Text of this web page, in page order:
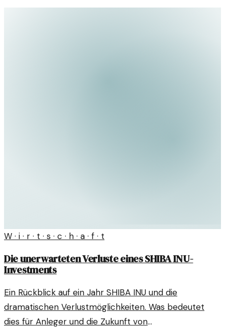
präsentieren.
W · i · r · t · s · c · h · a · f · t
Die unerwarteten Verluste eines SHIBA INU-
Investments
Ein Rückblick auf ein Jahr SHIBA INU und die
dramatischen Verlustmöglichkeiten. Was bedeutet
dies für Anleger und die Zukunft von